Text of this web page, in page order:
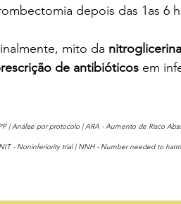
depois das 1as 6
mito da
de antibióticos em
| Análise por protocolo | ARA - Aumento de Risco
- Noninferiority trial | NNH - Number needed to